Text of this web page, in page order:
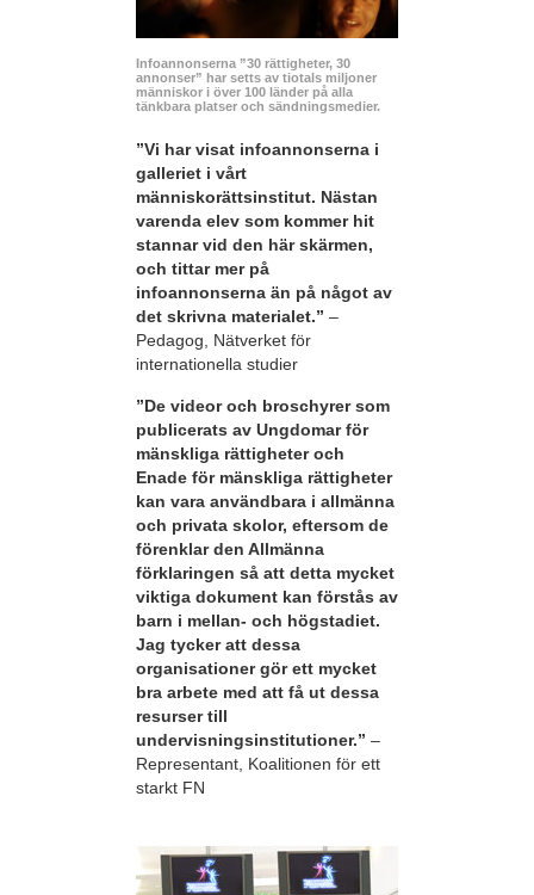
Infoannonserna ”30 rättigheter, 30
annonser” har setts av tiotals miljoner
människor i över 100 länder på alla
tänkbara platser och sändningsmedier.
”Vi har visat infoannonserna i
galleriet i vårt
människorättsinstitut. Nästan
varenda elev som kommer hit
stannar vid den här skärmen,
och tittar mer på
infoannonserna än på något av
det skrivna materialet.” –
Pedagog, Nätverket för
internationella studier
”De videor och broschyrer som
publicerats av Ungdomar för
mänskliga rättigheter och
Enade för mänskliga rättigheter
kan vara användbara i allmänna
och privata skolor, eftersom de
förenklar den Allmänna
förklaringen så att detta mycket
viktiga dokument kan förstås av
barn i mellan- och högstadiet.
Jag tycker att dessa
organisationer gör ett mycket
bra arbete med att få ut dessa
resurser till
undervisningsinstitutioner.” –
Representant, Koalitionen för ett
starkt FN